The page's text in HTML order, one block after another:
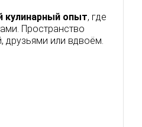
кулинарный опыт, где
Пространство
друзьями или вдвоём.